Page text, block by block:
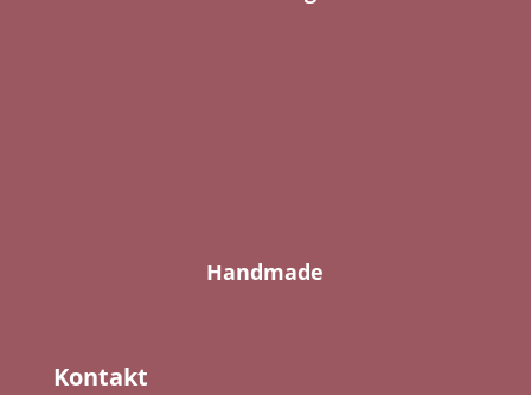
Handmade
Kontakt